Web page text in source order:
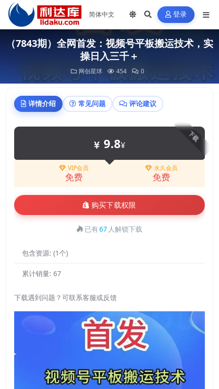
登录
（7843期）全网首发：视频号平板搬运技术，实
操日入三千＋
网创星球 454 0
详情介绍 常见问题 评论建议
下载
9.8¥
VIP会员
免费
永久会员
免费
购买下载权限
已有67 人解锁下载
包含资源: (1个)
累计销量: 67
下载遇到问题？可联系客服或反馈